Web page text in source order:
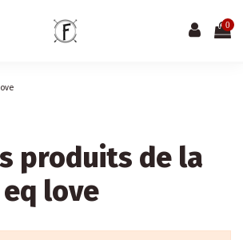
0
produits de la
love